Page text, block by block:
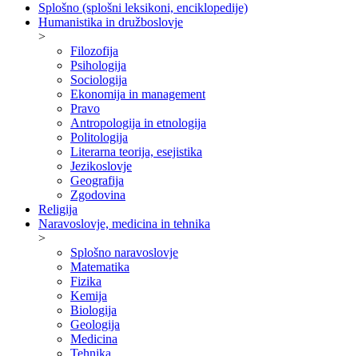
Splošno (splošni leksikoni, enciklopedije)
Humanistika in družboslovje
>
Filozofija
Psihologija
Sociologija
Ekonomija in management
Pravo
Antropologija in etnologija
Politologija
Literarna teorija, esejistika
Jezikoslovje
Geografija
Zgodovina
Religija
Naravoslovje, medicina in tehnika
>
Splošno naravoslovje
Matematika
Fizika
Kemija
Biologija
Geologija
Medicina